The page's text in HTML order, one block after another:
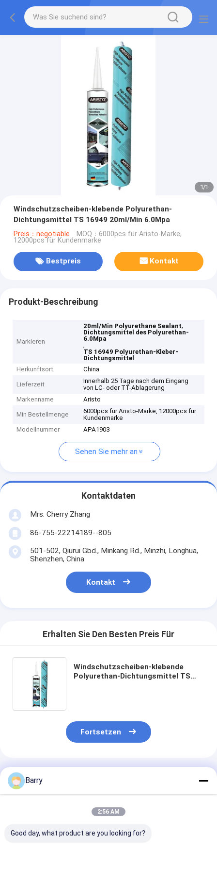
1/1
Windschutzscheiben-klebende Polyurethan-
Dichtungsmittel TS 16949 20ml/Min 6.0Mpa
Preis：negotiable MOQ：6000pcs für Aristo-Marke,
12000pcs für Kundenmarke
Bestpreis Kontakt
Produkt-Beschreibung
Markieren
20ml/Min Polyurethane Sealant,
Dichtungsmittel des Polyurethan-
6.0Mpa
,
TS 16949 Polyurethan-Kleber-
Dichtungsmittel
Herkunftsort
China
Lieferzeit
Innerhalb 25 Tage nach dem Eingang
von LC- oder TT-Ablagerung
Markenname
Aristo
Min Bestellmenge
6000pcs für Aristo-Marke, 12000pcs für
Kundenmarke
Modellnummer
APA1903
Sehen Sie mehr an
Kontaktdaten
Mrs. Cherry Zhang
86-755-22214189--805
501-502, Qiurui Gbd., Minkang Rd., Minzhi, Longhua,
Shenzhen, China
Kontakt
Erhalten Sie Den Besten Preis Für
Windschutzscheiben-klebende
Polyurethan-Dichtungsmittel TS
Fortsetzen
Empfohlene Produkte
Barry
2:56 AM
Good day, what product are you looking for?